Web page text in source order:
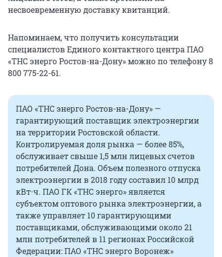
несвоевременную доставку квитанций.
Напоминаем, что получить консультации
специалистов Единого контактного центра ПАО
«ТНС энерго Ростов-на-Дону» можно по телефону 8
800 775-22-61.
ПАО «ТНС энерго Ростов-на-Дону» —
гарантирующий поставщик электроэнергии
на территории Ростовской области.
Контролируемая доля рынка — более 85%,
обслуживает свыше 1,5 млн лицевых счетов
потребителей Дона. Объем полезного отпуска
электроэнергии в 2018 году составил 10 млрд
кВт⋅ч. ПАО ГК «ТНС энерго» является
субъектом оптового рынка электроэнергии, а
также управляет 10 гарантирующими
поставщиками, обслуживающими около 21
млн потребителей в 11 регионах Российской
Федерации: ПАО «ТНС энерго Воронеж»